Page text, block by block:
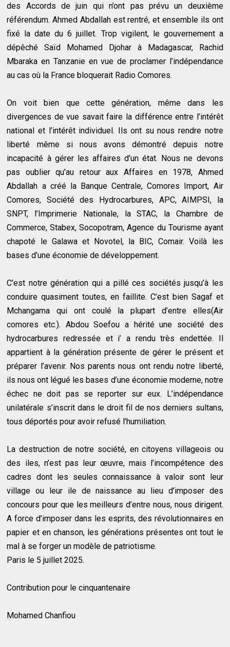
des Accords de juin qui n’ont pas prévu un deuxième
référendum. Ahmed Abdallah est rentré, et ensemble ils ont
fixé la date du 6 juillet. Trop vigilent, le gouvernement a
dépêché Saïd Mohamed Djohar à Madagascar, Rachid
Mbaraka en Tanzanie en vue de proclamer l’indépendance
au cas où la France bloquerait Radio Comores.
On voit bien que cette génération, même dans les
divergences de vue savait faire la différence entre l’intérêt
national et l’intérêt individuel. Ils ont su nous rendre notre
liberté même si nous avons démontré depuis notre
incapacité à gérer les affaires d’un état. Nous ne devons
pas oublier qu’au retour aux Affaires en 1978, Ahmed
Abdallah a créé la Banque Centrale, Comores Import, Air
Comores, Société des Hydrocarbures, APC, AIMPSI, la
SNPT, l’Imprimerie Nationale, la STAC, la Chambre de
Commerce, Stabex, Socopotram, Agence du Tourisme ayant
chapoté le Galawa et Novotel, la BIC, Comair. Voilà les
bases d’une économie de développement.
C’est notre génération qui a pillé ces sociétés jusqu’à les
conduire quasiment toutes, en faillite. C’est bien Sagaf et
Mchangama qui ont coulé la plupart d’entre elles(Air
comores etc.). Abdou Soefou a hérité une société des
hydrocarbures redressée et i’ a rendu très endettée. Il
appartient à la génération présente de gérer le présent et
préparer l’avenir. Nos parents nous ont rendu notre liberté,
ils nous ont légué les bases d’une économie moderne, notre
échec ne doit pas se reporter sur eux. L’indépendance
unilatérale s’inscrit dans le droit fil de nos derniers sultans,
tous déportés pour avoir refusé l’humiliation.
La destruction de notre société, en citoyens villageois ou
des iles, n’est pas leur œuvre, mais l’incompétence des
cadres dont les seules connaissance à valoir sont leur
village ou leur ile de naissance au lieu d’imposer des
concours pour que les meilleurs d’entre nous, nous dirigent.
A force d’imposer dans les esprits, des révolutionnaires en
papier et en chanson, les générations présentes ont tout le
mal à se forger un modèle de patriotisme.
Paris le 5 juillet 2025.
Contribution pour le cinquantenaire
Mohamed Chanfiou